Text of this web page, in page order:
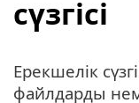
сүзгісі
Ерекшелік
файлдарды